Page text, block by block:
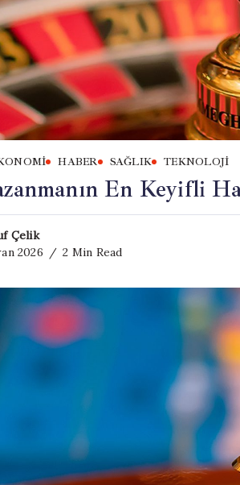
HABER SAĞLIK TEKNOLOJI
En Keyifli
Çelik
2026
2 Min Read